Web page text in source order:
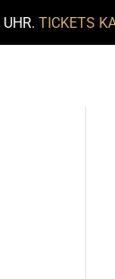
TICKETS